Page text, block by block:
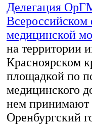
Делегация
Всероссийском
медицинской
на территории
Красноярском
площадкой по
медицинского
нем принимают
Оренбургский